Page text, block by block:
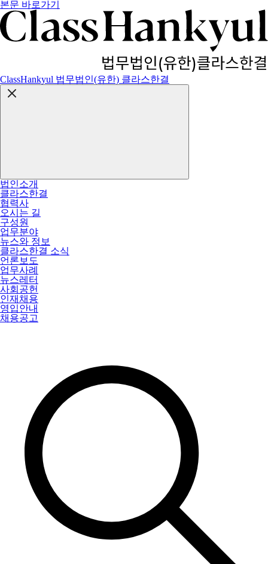
본문 바로가기
ClassHankyul 법무법인(유한) 클라스한결
법인소개
클라스한결
협력사
오시는 길
구성원
업무분야
뉴스와 정보
클라스한결 소식
언론보도
업무사례
뉴스레터
사회공헌
인재채용
영입안내
채용공고